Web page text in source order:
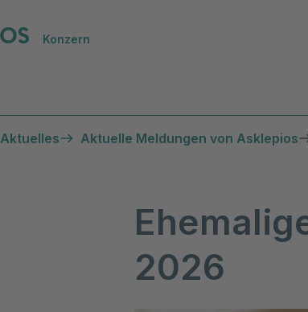
Konzern
Aktuelles Aktuelle Meldungen von Asklepios
2026